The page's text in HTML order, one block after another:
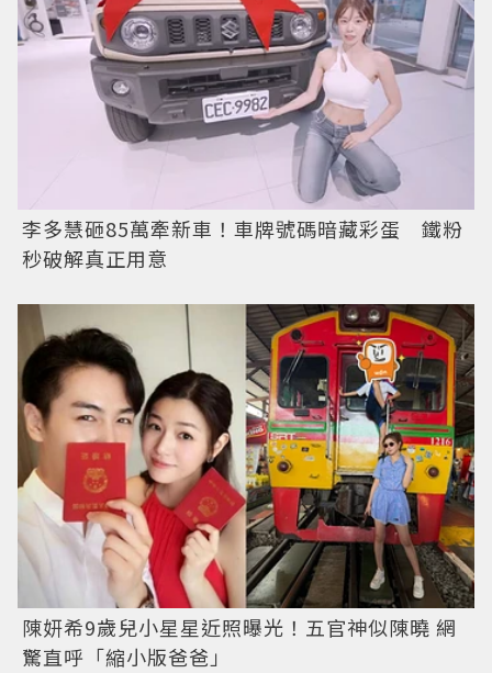
李多慧砸85萬牽新車！車牌號碼暗藏彩蛋 鐵粉
秒破解真正用意
陳妍希9歲兒小星星近照曝光！五官神似陳曉 網
驚直呼「縮小版爸爸」